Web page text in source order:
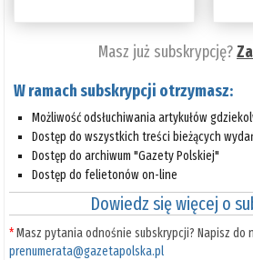
Masz już subskrypcję?
W ramach subskrypcji otrzymasz:
Możliwość odsłuchiwania artykułów
Dostęp do wszystkich treści bieżących
Dostęp do archiwum "Gazety Polskiej"
Dostęp do felietonów on-line
Dowiedz się więcej o
*Masz pytania odnośnie subskrypcji? Napisz do
prenumerata@gazetapolska.pl